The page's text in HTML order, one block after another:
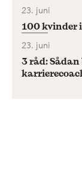
23. juni
100 kvinder
23. juni
3 råd: